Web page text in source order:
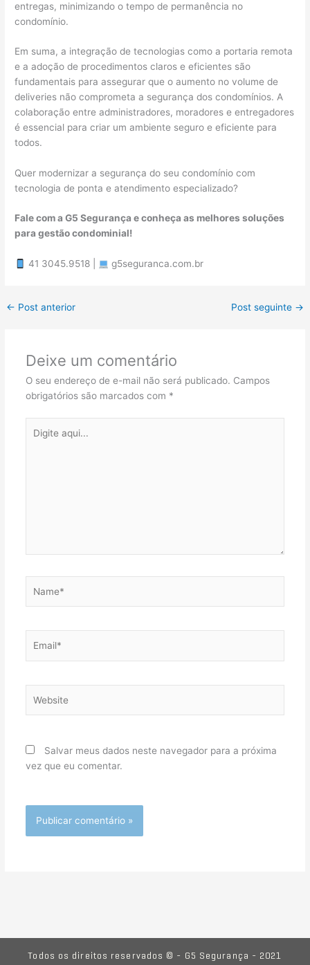
entregas, minimizando o tempo de permanência no
condomínio.
Em suma, a integração de tecnologias como a portaria remota
e a adoção de procedimentos claros e eficientes são
fundamentais para assegurar que o aumento no volume de
deliveries não comprometa a segurança dos condomínios. A
colaboração entre administradores, moradores e entregadores
é essencial para criar um ambiente seguro e eficiente para
todos.
Quer modernizar a segurança do seu condomínio com
tecnologia de ponta e atendimento especializado?
Fale com a G5 Segurança e conheça as melhores soluções
para gestão condominial!
41 3045.9518 | g5seguranca.com.br
← Post anterior Post seguinte →
Deixe um comentário
O seu endereço de e-mail não será publicado. Campos
obrigatórios são marcados com *
aqui...
Salvar meus dados neste navegador para a próxima
vez que eu comentar.
Todos os direitos reservados © - G5 Segurança - 2021